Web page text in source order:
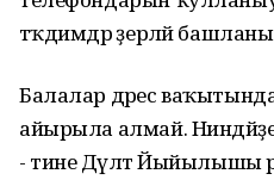
тәҡдимдәр әҙерләй
Балалар дәрес
айырыла алмай. Ниндәйҙер
- тине Дәүләт Йыйылышы